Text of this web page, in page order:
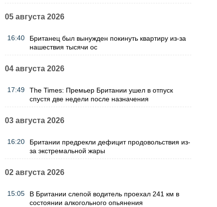
05 августа 2026
16:40
Британец был вынужден покинуть квартиру из-за
нашествия тысячи ос
04 августа 2026
17:49
The Times: Премьер Британии ушел в отпуск
спустя две недели после назначения
03 августа 2026
16:20
Британии предрекли дефицит продовольствия из-
за экстремальной жары
02 августа 2026
15:05
В Британии слепой водитель проехал 241 км в
состоянии алкогольного опьянения